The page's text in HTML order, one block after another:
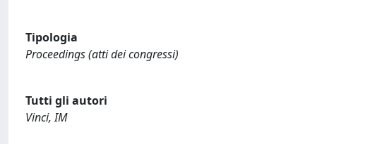
Tipologia
Proceedings (atti dei congressi)
Tutti gli autori
Vinci, IM